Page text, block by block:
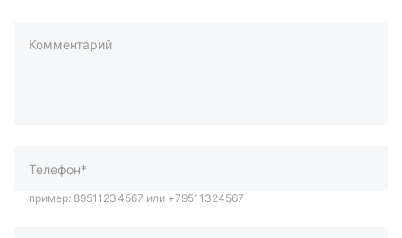
Комментарий
пример: 89511234567 или +79511324567
Отправить